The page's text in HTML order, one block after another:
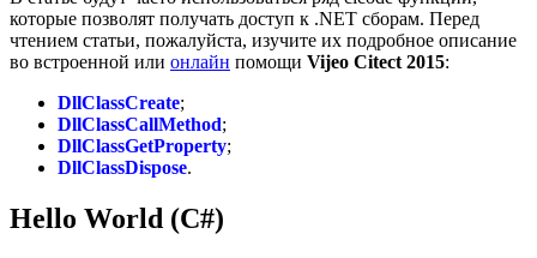
которые позволят получать доступ к .NET сборам. Перед
чтением статьи, пожалуйста, изучите их подробное описание
во встроенной или онлайн помощи Vijeo Citect 2015:
DllClassCreate;
DllClassCallMethod;
DllClassGetProperty;
DllClassDispose.
Hello World (C#)